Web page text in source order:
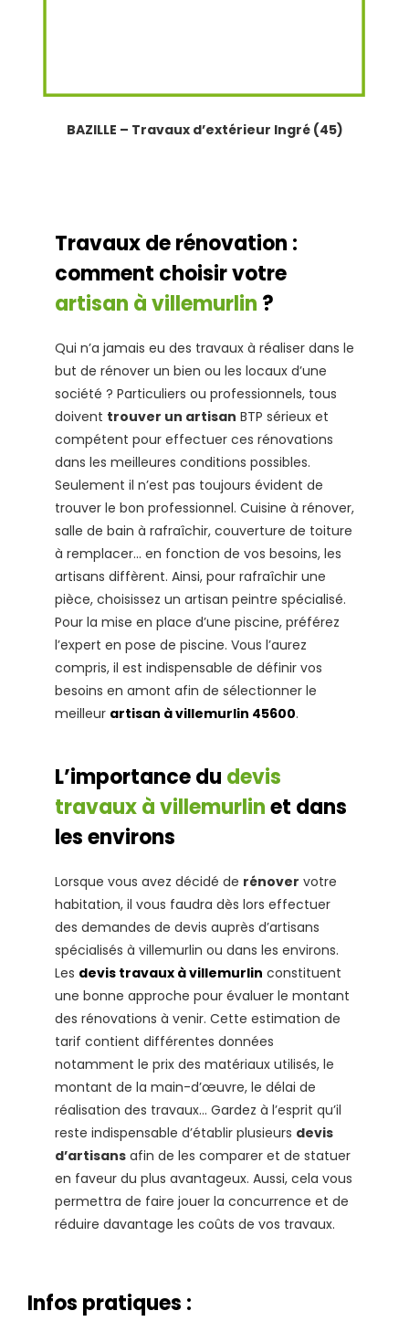
BAZILLE – Travaux d’extérieur Ingré (45)
Travaux de rénovation :
comment choisir votre
artisan à villemurlin ?
Qui n’a jamais eu des travaux à réaliser dans le
but de rénover un bien ou les locaux d’une
société ? Particuliers ou professionnels, tous
doivent trouver un artisan BTP sérieux et
compétent pour effectuer ces rénovations
dans les meilleures conditions possibles.
Seulement il n’est pas toujours évident de
trouver le bon professionnel. Cuisine à rénover,
salle de bain à rafraîchir, couverture de toiture
à remplacer… en fonction de vos besoins, les
artisans diffèrent. Ainsi, pour rafraîchir une
pièce, choisissez un artisan peintre spécialisé.
Pour la mise en place d’une piscine, préférez
l’expert en pose de piscine. Vous l’aurez
compris, il est indispensable de définir vos
besoins en amont afin de sélectionner le
meilleur artisan à villemurlin 45600.
L’importance du devis
travaux à villemurlinet dans
les environs
Lorsque vous avez décidé de rénover votre
habitation, il vous faudra dès lors effectuer
des demandes de devis auprès d’artisans
spécialisés à villemurlin ou dans les environs.
Les devis travaux à villemurlin constituent
une bonne approche pour évaluer le montant
des rénovations à venir. Cette estimation de
tarif contient différentes données
notamment le prix des matériaux utilisés, le
montant de la main-d’œuvre, le délai de
réalisation des travaux… Gardez à l’esprit qu’il
reste indispensable d’établir plusieurs devis
d’artisans afin de les comparer et de statuer
en faveur du plus avantageux. Aussi, cela vous
permettra de faire jouer la concurrence et de
réduire davantage les coûts de vos travaux.
Infos pratiques :